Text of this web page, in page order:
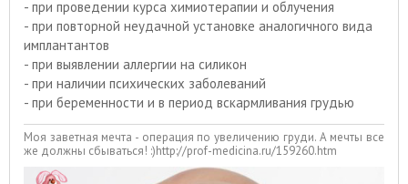
- при проведении курса химиотерапии и облучения
- при повторной неудачной установке аналогичного вида
имплантантов
- при выявлении аллергии на силикон
- при наличии психических заболеваний
- при беременности и в период вскармливания грудью
Моя заветная мечта - операция по увеличению груди. А мечты все
же должны сбываться! :)http://prof-medicina.ru/159260.htm